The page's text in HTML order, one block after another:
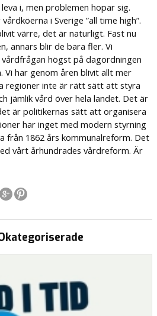
i, men problemen hopar sig.
i Sverige ”all time high”.
värre, det är naturligt. Fast nu
annars blir de bara fler. Vi
högst på dagordningen
Vi har genom åren blivit allt mer
regioner inte är rätt sätt att styra
jämlik vård över hela landet. Det är
är politikernas sätt att organisera
har inget med modern styrning
från 1862 års kommunalreform. Det
vårt århundrades vårdreform. Är